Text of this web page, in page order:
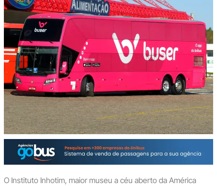
O Instituto Inhotim, maior museu a céu aberto da América